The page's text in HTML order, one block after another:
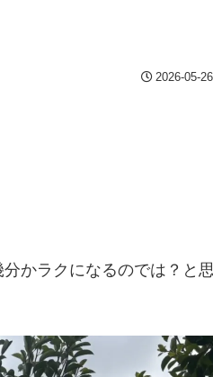
2026-05-26
かラクになるのでは？と思